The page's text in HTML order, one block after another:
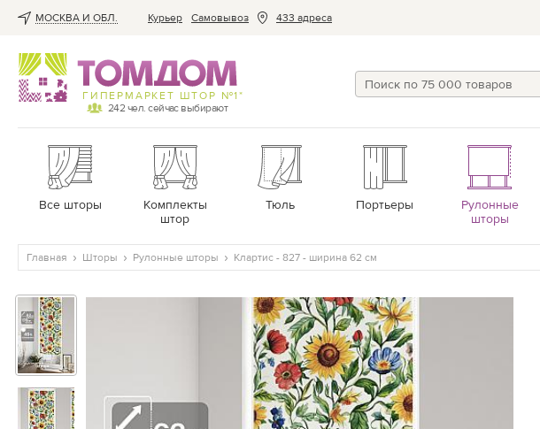
МОСКВА И ОБЛ. Курьер Cамовывоз 433 адреса
ГИПЕРМАРКЕТ ШТОР №1*
242 чел. сейчас выбирают
Все шторы
Комплекты
штор
Тюль Портьеры
Рулонные
шторы
Главная Шторы Рулонные шторы Клартис - 827 - ширина 62 см